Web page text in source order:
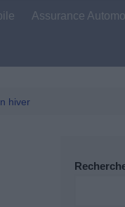
Assurance
hiver